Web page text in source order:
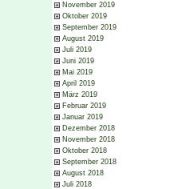
November 2019
Oktober 2019
September 2019
August 2019
Juli 2019
Juni 2019
Mai 2019
April 2019
März 2019
Februar 2019
Januar 2019
Dezember 2018
November 2018
Oktober 2018
September 2018
August 2018
Juli 2018